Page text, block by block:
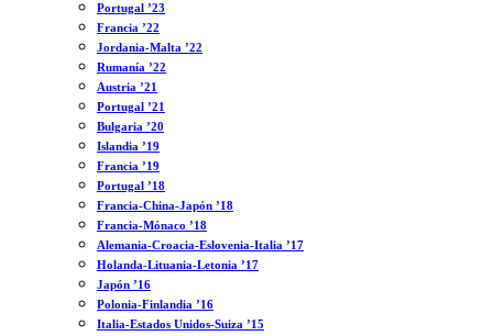
Portugal ’23
Francia ’22
Jordania-Malta ’22
Rumanía ’22
Austria ’21
Portugal ’21
Bulgaria ’20
Islandia ’19
Francia ’19
Portugal ’18
Francia-China-Japón ’18
Francia-Mónaco ’18
Alemania-Croacia-Eslovenia-Italia ’17
Holanda-Lituania-Letonia ’17
Japón ’16
Polonia-Finlandia ’16
Italia-Estados Unidos-Suiza ’15